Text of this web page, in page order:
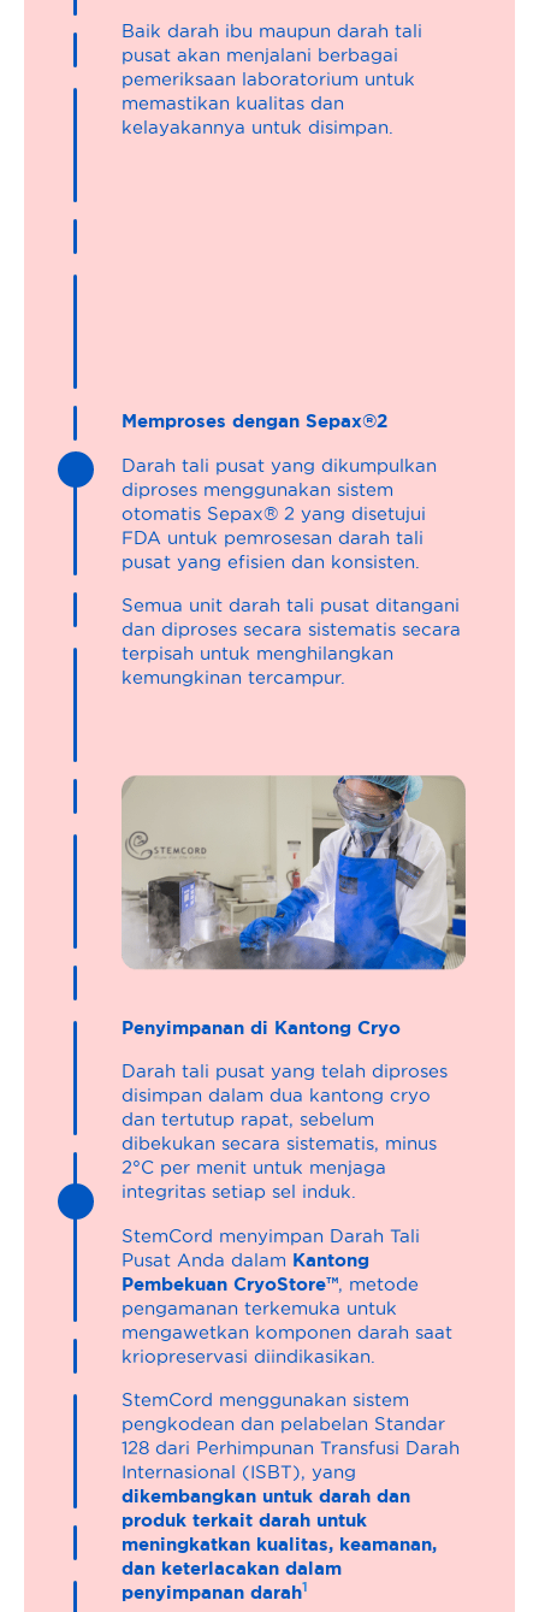
Baik darah ibu maupun darah tali
pusat akan menjalani berbagai
pemeriksaan laboratorium untuk
memastikan kualitas dan
kelayakannya untuk disimpan.
Memproses dengan Sepax®2
Darah tali pusat yang dikumpulkan
diproses menggunakan sistem
otomatis Sepax® 2 yang disetujui
FDA untuk pemrosesan darah tali
pusat yang efisien dan konsisten.
Semua unit darah tali pusat ditangani
dan diproses secara sistematis secara
terpisah untuk menghilangkan
kemungkinan tercampur.
Penyimpanan di Kantong Cryo
Darah tali pusat yang telah diproses
disimpan dalam dua kantong cryo
dan tertutup rapat, sebelum
dibekukan secara sistematis, minus
2°C per menit untuk menjaga
integritas setiap sel induk.
StemCord menyimpan Darah Tali
Pusat Anda dalam Kantong
Pembekuan CryoStore™, metode
pengamanan terkemuka untuk
mengawetkan komponen darah saat
kriopreservasi diindikasikan.
StemCord menggunakan sistem
pengkodean dan pelabelan Standar
128 dari Perhimpunan Transfusi Darah
Internasional (ISBT), yang
dikembangkan untuk darah dan
produk terkait darah untuk
meningkatkan kualitas, keamanan,
dan keterlacakan dalam
penyimpanan darah1